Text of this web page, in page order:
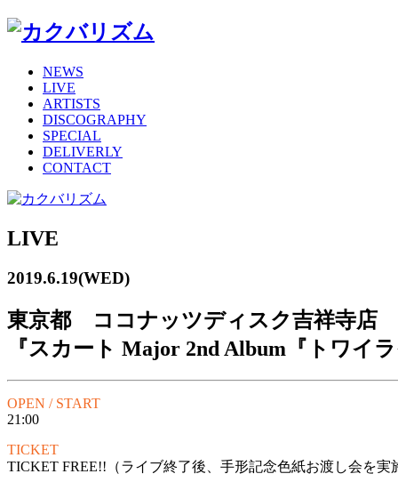
NEWS
LIVE
ARTISTS
DISCOGRAPHY
SPECIAL
DELIVERLY
CONTACT
LIVE
2019.6.19(WED)
東京都 ココナッツディスク吉祥寺店
『スカート Major 2nd Album『トワイ
OPEN / START
21:00
TICKET
TICKET FREE!!（ライブ終了後、手形記念色紙お渡し会を実